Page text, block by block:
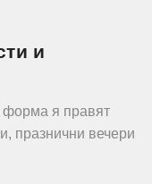
и
форма я правят
празнични вечери